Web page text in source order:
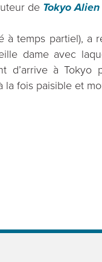
de Tokyo Alien
à temps partiel), a
dame avec
d’arrive à Tokyo
fois paisible et